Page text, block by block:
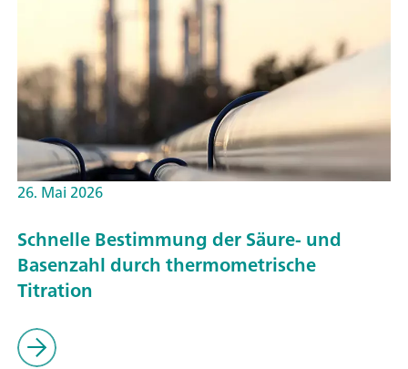
26. Mai 2026
Schnelle Bestimmung der Säure- und
Basenzahl durch thermometrische
Titration